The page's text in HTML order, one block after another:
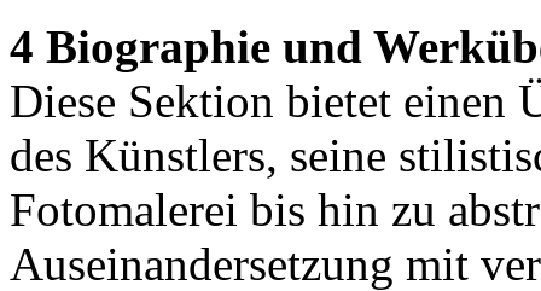
4 Biographie und
Diese Sektion bietet einen
des Künstlers, seine
Fotomalerei bis hin zu
Auseinandersetzung mit